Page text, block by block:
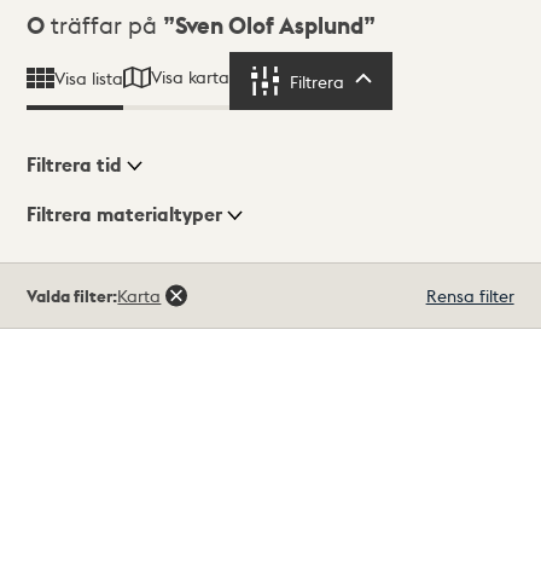
Sökresultat
0 träffar på Sven Olof Asplund
Visa lista Visa karta Filtrera
Visningsläge
Filtrera tid
Filtrera materialtyper
träffar
Valda filter:Karta Rensa filter